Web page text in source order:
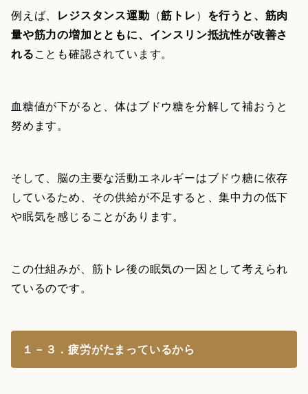
例えば、 レジスタンス運動 （筋トレ） を行うと、筋肉
量や筋力の増加とともに、インスリン抵抗性が改善さ
れることも確認されています。
血糖値が下がると、体はブドウ糖を分解して補おうと
努めます。
そして、脳の主要な活動エネルギーはブドウ糖に依存
しているため、その供給が不足すると、集中力の低下
や眠気を感じることがあります。
この仕組みが、筋トレ後の眠気の一因として考えられ
ているのです。
１－３．疲労がたまっているから